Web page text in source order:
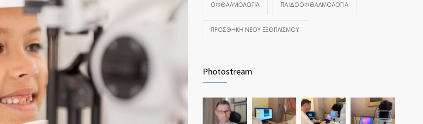
ΟΦΘΑΛΜΟΛΟΓΊΑ ΠΑΙΔΟΟΦΘΑΛΜΟΛΟΓΊΑ
ΠΡΟΣΘΉΚΗ ΝΈΟΥ ΕΞΟΠΛΙΣΜΟΎ
Photostream